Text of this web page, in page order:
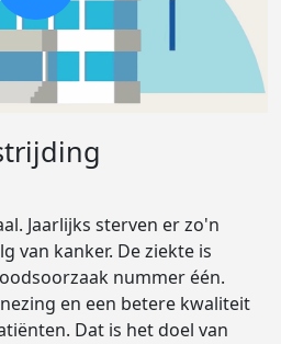
Jaarlijks sterven er zo'n
van kanker. De ziekte is
nummer één.
en een betere kwaliteit
Dat is het doel van